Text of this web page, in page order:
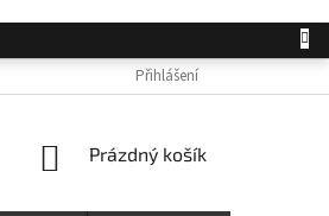
KONTAKTY
Přihlášení
NÁKUPNÍ
Prázdný košík